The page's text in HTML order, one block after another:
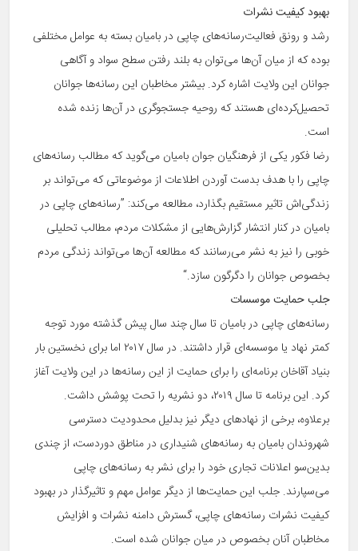
بهبود کیفیت نشرات
رشد و رونق فعالیت‌رسانه‌های چاپی در بامیان بسته به عوامل مختلفی
بوده که از میان آن‌ها می‌توان به بلند رفتن سطح سواد و آگاهی
جوانان این ولایت اشاره کرد. بیشتر مخاطبان این رسانه‌ها جوانان
تحصیل‌کرده‌ای هستند که روحیه جستجوگری در آن‌ها زنده شده
است.
رضا فکور یکی از فرهنگیان جوان بامیان می‌گوید که مطالب رسانه‌های
چاپی را با هدف بدست آوردن اطلاعات از موضوعاتی که می‌تواند بر
زندگی‌اش تاثیر مستقیم بگذارد، مطالعه می‌کند: ”رسانه‌های چاپی در
بامیان در کنار انتشار گزارش‌هایی از مشکلات مردم، مطالب تحلیلی
خوبی را نیز به نشر می‌رسانند که مطالعه آن‌ها می‌تواند زندگی مردم
بخصوص جوانان را دگرگون سازد.“
جلب حمایت موسسات
رسانه‌های چاپی در بامیان تا سال چند سال پیش گذشته مورد توجه
کمتر نهاد یا موسسه‌ای قرار داشتند. در سال ۲۰۱۷ اما برای نخستین بار
بنیاد آقاخان برنامه‌ای را برای حمایت از این رسانه‌ها در این ولایت آغاز
کرد. این برنامه تا سال ۲۰۱۹، دو نشریه را تحت پوشش داشت.
برعلاوه، برخی از نهادهای دیگر نیز بدلیل محدودیت دسترسی
شهروندان بامیان به رسانه‌های شنیداری در مناطق دوردست، از چندی
بدین‌سو اعلانات تجاری خود را برای نشر به رسانه‌های چاپی
می‌سپارند. جلب این حمایت‌ها از دیگر عوامل مهم و تاثیرگذار در بهبود
کیفیت نشرات رسانه‌های چاپی، گسترش دامنه نشرات و افزایش
مخاطبان آنان بخصوص در میان جوانان شده است.